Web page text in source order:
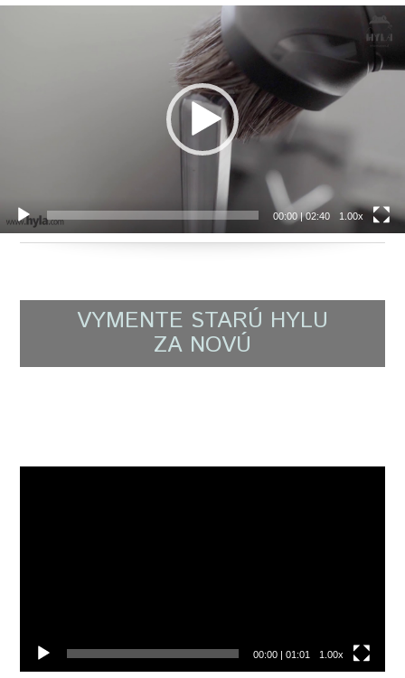
00:00|02:40 1.00x
VYMENTE STARÚ HYLU
ZA NOVÚ
00:00| 01:01 1.00x